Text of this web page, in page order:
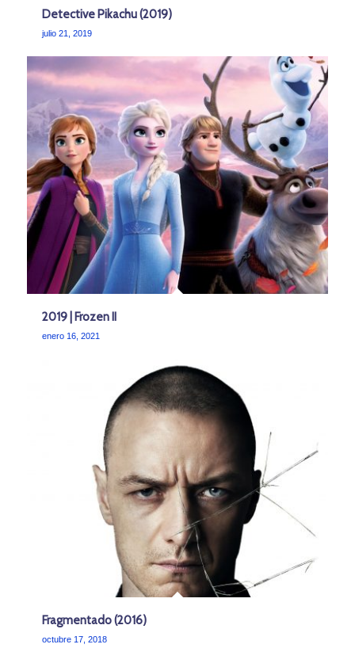
Detective Pikachu (2019)
julio 21, 2019
2019 | Frozen II
enero 16, 2021
Fragmentado (2016)
octubre 17, 2018